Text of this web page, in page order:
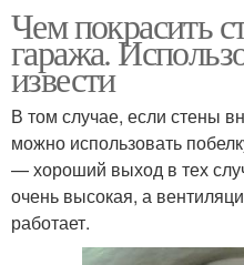
Чем покрасить
гаража.
извести
В том случае, если стены
можно использовать
— хороший выход в тех
очень высокая, а
работает.